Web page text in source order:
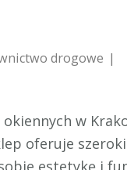
drogowe
okiennych w
oferuje szeroki
estetykę i